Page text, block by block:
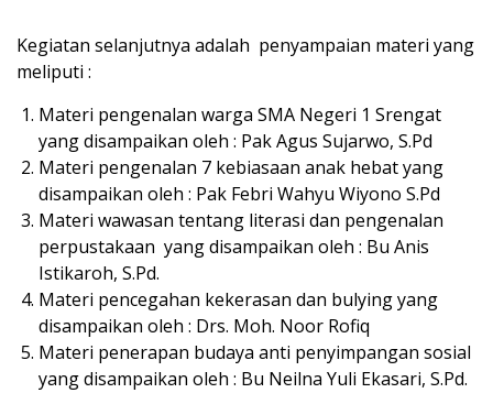
Kegiatan selanjutnya adalah penyampaian materi yang
meliputi :
Materi pengenalan warga SMA Negeri 1 Srengat
yang disampaikan oleh : Pak Agus Sujarwo, S.Pd
Materi pengenalan 7 kebiasaan anak hebat yang
disampaikan oleh : Pak Febri Wahyu Wiyono S.Pd
Materi wawasan tentang literasi dan pengenalan
perpustakaan yang disampaikan oleh : Bu Anis
Istikaroh, S.Pd.
Materi pencegahan kekerasan dan bulying yang
disampaikan oleh : Drs. Moh. Noor Rofiq
Materi penerapan budaya anti penyimpangan sosial
yang disampaikan oleh : Bu Neilna Yuli Ekasari, S.Pd.